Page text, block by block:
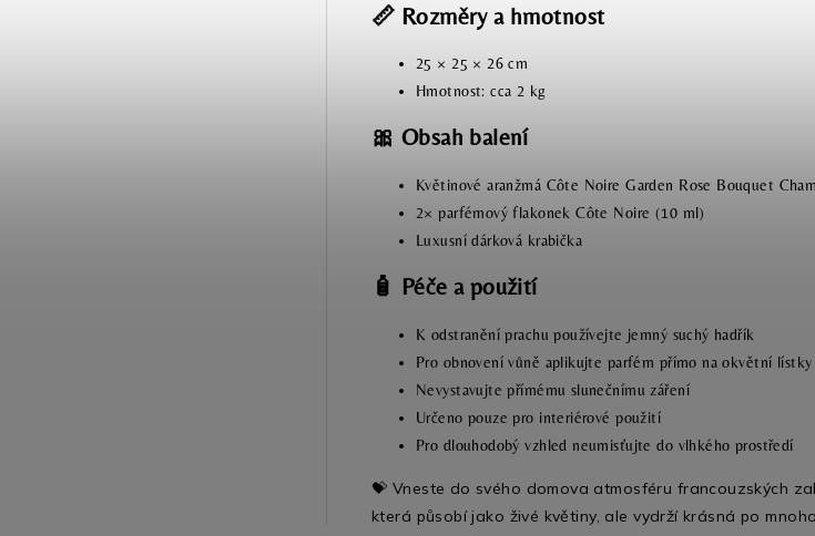
📏 Rozměry a hmotnost
25 × 25 × 26 cm
Hmotnost: cca 2 kg
🎀 Obsah balení
Květinové aranžmá Côte Noire Garden Rose Bouquet
2× parfémový flakonek Côte Noire (10 ml)
Luxusní dárková krabička
🧴 Péče a použití
K odstranění prachu používejte jemný suchý hadřík
Pro obnovení vůně aplikujte parfém přímo na okvětní lístky
Nevystavujte přímému slunečnímu záření
Určeno pouze pro interiérové použití
Pro dlouhodobý vzhled neumisťujte do vlhkého prostředí
💝 Vneste do svého domova atmosféru francouzských
která působí jako živé květiny, ale vydrží krásná po